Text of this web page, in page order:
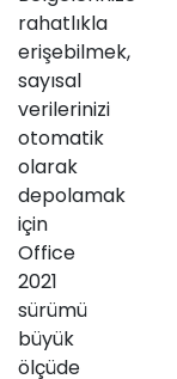
rahatlıkla
erişebilmek,
sayısal
verilerinizi
otomatik
olarak
depolamak
için
Office
2021
sürümü
büyük
ölçüde